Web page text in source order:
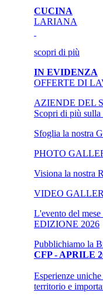
CUCINA
LARIANA
scopri di più
IN EVIDENZA
OFFERTE DI
AZIENDE DEL
Scopri di più sulla
Sfoglia la nostra
PHOTO
Visiona la nostra
VIDEO
L'evento del mese
EDIZIONE 2026
Pubblichiamo la
CFP - APRILE
Esperienze
territorio e